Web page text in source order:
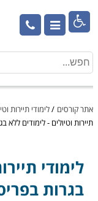

אתר קורסים /לימודי תיירות
תיירות וטיולים - לימודים ללא
לימודי
בגרות